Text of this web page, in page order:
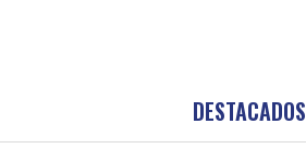
político de origen uruguayo
DESTACADOS